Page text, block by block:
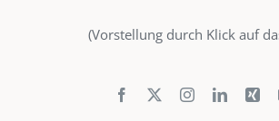
(Vorstellung durch Klick auf